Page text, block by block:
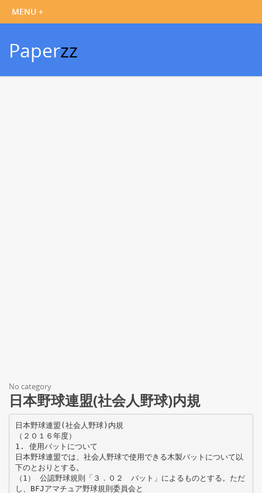
Paperzz
No category
日本野球連盟(社会人野球)内規
日本野球連盟(社会人野球)内規
（２０１６年度）
1. 使用バットについて
日本野球連盟では、社会人野球で使用できる木製バットについて以
下のとおりとする。
（1） 公認野球規則「３．０２ バット」によるものとする。ただ
し、BFJアマチュア野球規則委員会と